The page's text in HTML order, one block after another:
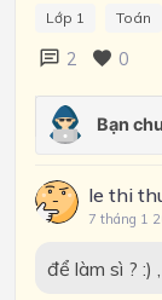
Lớp 1 Toán
2 0
le thi
7 tháng 1
để làm sì ? :) ,